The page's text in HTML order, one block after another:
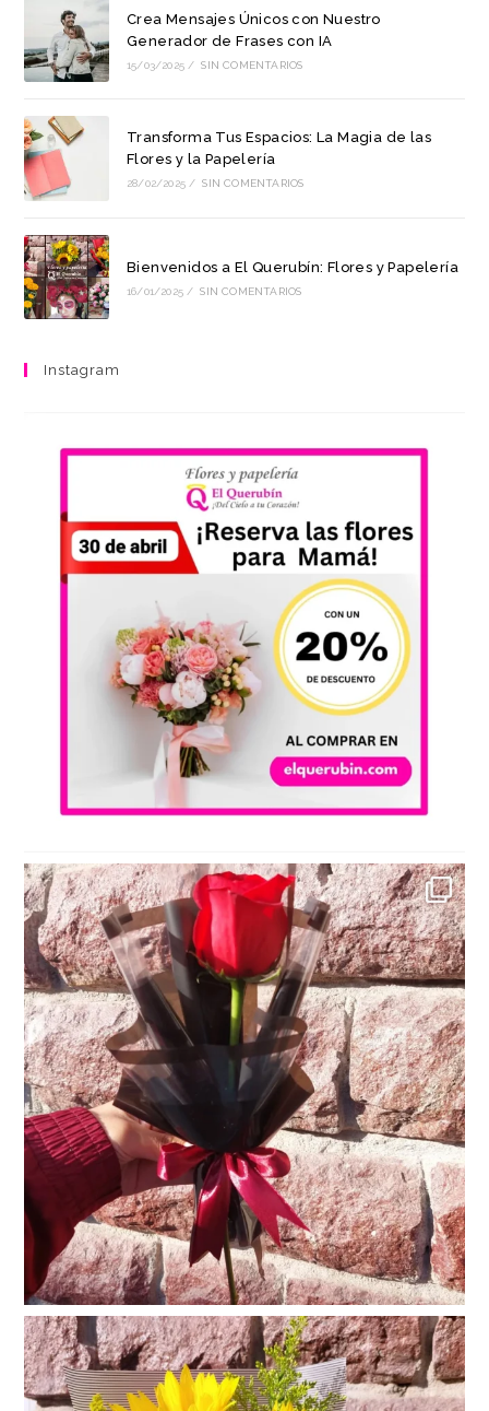
Crea Mensajes Únicos con Nuestro
Generador de Frases con IA
15/03/2025 / SIN COMENTARIOS
Transforma Tus Espacios: La Magia de las
Flores y la Papelería
28/02/2025 / SIN COMENTARIOS
Bienvenidos a El Querubín: Flores y Papelería
16/01/2025 / SIN COMENTARIOS
Instagram